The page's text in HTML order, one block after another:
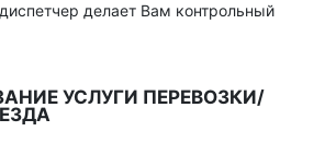
делает Вам контрольный
УСЛУГИ ПЕРЕВОЗКИ/